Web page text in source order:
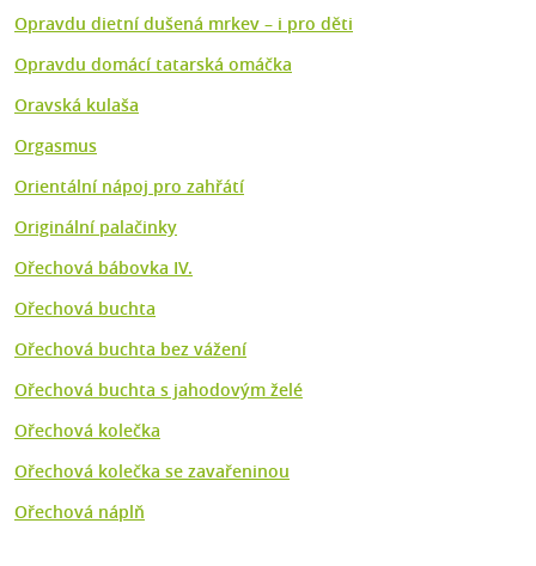
Opravdu dietní dušená mrkev – i pro děti
Opravdu domácí tatarská omáčka
Oravská kulaša
Orgasmus
Orientální nápoj pro zahřátí
Originální palačinky
Ořechová bábovka IV.
Ořechová buchta
Ořechová buchta bez vážení
Ořechová buchta s jahodovým želé
Ořechová kolečka
Ořechová kolečka se zavařeninou
Ořechová náplň